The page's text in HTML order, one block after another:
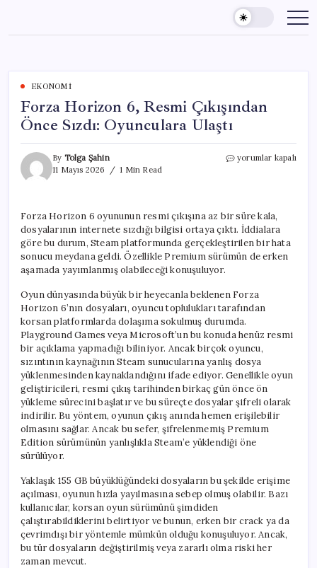
content
EKONOMI
Forza Horizon 6, Resmi Çıkışından
Önce Sızdı: Oyunculara Ulaştı
By Tolga Şahin
11 Mayıs 2026
1 Min Read
Forza
Önce
Sızdı:
Oyunculara
Ulaştı
yorumlar kapalı
Forza Horizon 6 oyununun resmi çıkışına az bir süre kala,
dosyalarının internete sızdığı bilgisi ortaya çıktı. İddialara
göre bu durum, Steam platformunda gerçekleştirilen bir hata
sonucu meydana geldi. Özellikle Premium sürümün de erken
aşamada yayımlanmış olabileceği konuşuluyor.
Oyun dünyasında büyük bir heyecanla beklenen Forza
Horizon 6’nın dosyaları, oyuncu toplulukları tarafından
korsan platformlarda dolaşıma sokulmuş durumda.
Playground Games veya Microsoft’un bu konuda henüz resmi
bir açıklama yapmadığı biliniyor. Ancak birçok oyuncu,
sızıntının kaynağının Steam sunucularına yanlış dosya
yüklenmesinden kaynaklandığını ifade ediyor. Genellikle oyun
geliştiricileri, resmi çıkış tarihinden birkaç gün önce ön
yükleme sürecini başlatır ve bu süreçte dosyalar şifreli olarak
indirilir. Bu yöntem, oyunun çıkış anında hemen erişilebilir
olmasını sağlar. Ancak bu sefer, şifrelenmemiş Premium
Edition sürümünün yanlışlıkla Steam’e yüklendiği öne
sürülüyor.
Yaklaşık 155 GB büyüklüğündeki dosyaların bu şekilde erişime
açılması, oyunun hızla yayılmasına sebep olmuş olabilir. Bazı
kullanıcılar, korsan oyun sürümünü şimdiden
çalıştırabildiklerini belirtiyor ve bunun, erken bir crack ya da
çevrimdışı bir yöntemle mümkün olduğu konuşuluyor. Ancak,
bu tür dosyaların değiştirilmiş veya zararlı olma riski her
zaman mevcut.